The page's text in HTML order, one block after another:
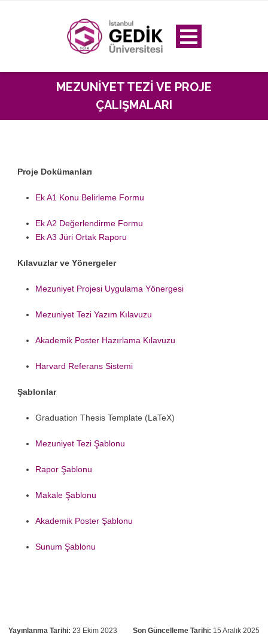
MEZUNIYET TEZI VE PROJE
ÇALIŞMALARI
Proje Dokümanları
Ek A1 Konu Belirleme Formu
Ek A2 Değerlendirme Formu
Ek A3 Jüri Ortak Raporu
Kılavuzlar ve Yönergeler
Mezuniyet Projesi Uygulama Yönergesi
Mezuniyet Tezi Yazım Kılavuzu
Akademik Poster Hazırlama Kılavuzu
Harvard Referans Sistemi
Şablonlar
Graduation Thesis Template (LaTeX)
Mezuniyet Tezi Şablonu
Rapor Şablonu
Makale Şablonu
Akademik Poster Şablonu
Sunum Şablonu
Yayınlanma Tarihi: 23 Ekim 2023 Son Güncelleme Tarihi: 15 Aralık 2025